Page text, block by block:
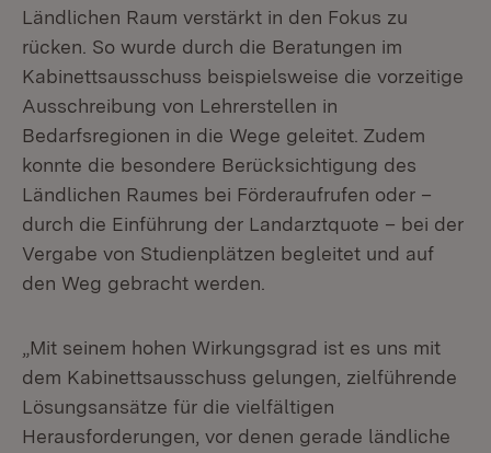
Ländlichen Raum verstärkt in den Fokus zu
rücken. So wurde durch die Beratungen im
Kabinettsausschuss beispielsweise die vorzeitige
Ausschreibung von Lehrerstellen in
Bedarfsregionen in die Wege geleitet. Zudem
konnte die besondere Berücksichtigung des
Ländlichen Raumes bei Förderaufrufen oder –
durch die Einführung der Landarztquote – bei der
Vergabe von Studienplätzen begleitet und auf
den Weg gebracht werden.
„Mit seinem hohen Wirkungsgrad ist es uns mit
dem Kabinettsausschuss gelungen, zielführende
Lösungsansätze für die vielfältigen
Herausforderungen, vor denen gerade ländliche